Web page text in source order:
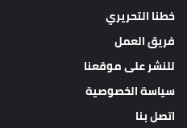
خطنا التحريري
فريق العمل
للنشر على موقعنا
سياسة الخصوصية
اتصل بنا